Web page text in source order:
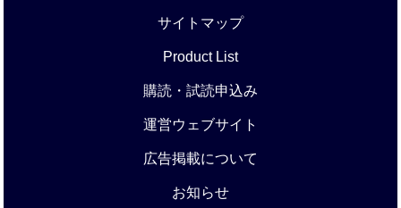
サイトマップ
Product List
購読・試読申込み
運営ウェブサイト
広告掲載について
お知らせ